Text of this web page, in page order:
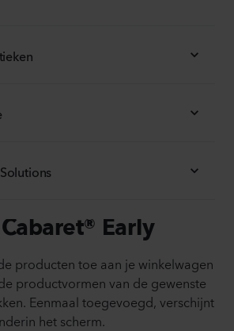
Early
producten toe aan je winkelwagen
productvormen van de gewenste
Eenmaal toegevoegd, verschijnt
het scherm.